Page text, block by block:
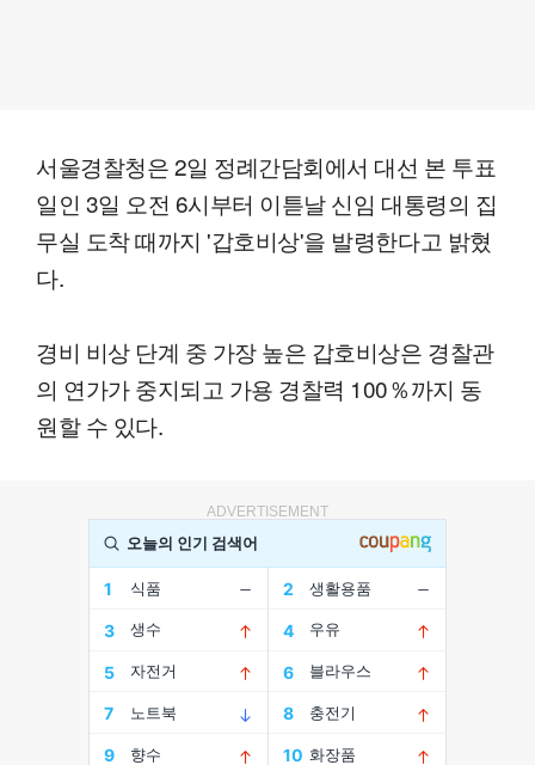
서울경찰청은 2일 정례간담회에서 대선 본 투표
일인 3일 오전 6시부터 이튿날 신임 대통령의 집
무실 도착 때까지 '갑호비상'을 발령한다고 밝혔
다.
경비 비상 단계 중 가장 높은 갑호비상은 경찰관
의 연가가 중지되고 가용 경찰력 100％까지 동
원할 수 있다.
ADVERTISEMENT